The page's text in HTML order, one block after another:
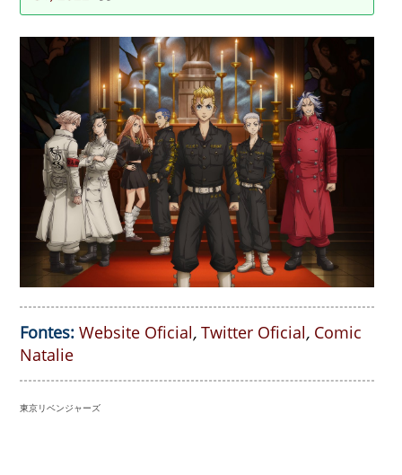
Fontes: Website Oficial, Twitter Oficial, Comic
Natalie
東京リベンジャーズ